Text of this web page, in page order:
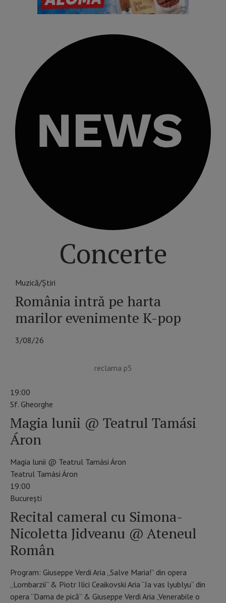
Concerte
Muzică/Știri
România intră pe harta
marilor evenimente K-pop
3/08/26
reclama p5
19:00
Sf. Gheorghe
Magia lunii @ Teatrul Tamási
Áron
Magia lunii @ Teatrul Tamási Áron
Teatrul Tamási Áron
19:00
Bucureşti
Recital cameral cu Simona-
Nicoletta Jidveanu @ Ateneul
Român
Program: Giuseppe Verdi Aria „Salve Maria!” din opera
„Lombarzii” & Piotr Ilici Ceaikovski Aria “Ja vas lyublyu” din
opera “Dama de pică” & Giuseppe Verdi Aria „Venerabile o